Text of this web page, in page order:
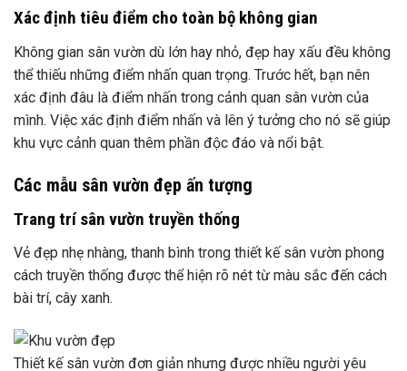
Xác định tiêu điểm cho toàn bộ không gian
Không gian sân vườn dù lớn hay nhỏ, đẹp hay xấu đều không
thể thiếu những điểm nhấn quan trọng. Trước hết, bạn nên
xác định đâu là điểm nhấn trong cảnh quan sân vườn của
mình. Việc xác định điểm nhấn và lên ý tưởng cho nó sẽ giúp
khu vực cảnh quan thêm phần độc đáo và nổi bật.
Các mẫu sân vườn đẹp ấn tượng
Trang trí sân vườn truyền thống
Vẻ đẹp nhẹ nhàng, thanh bình trong thiết kế sân vườn phong
cách truyền thống được thể hiện rõ nét từ màu sắc đến cách
bài trí, cây xanh.
Thiết kế sân vườn đơn giản nhưng được nhiều người yêu